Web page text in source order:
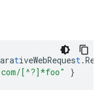
tiveWebRequest
[^?]*foo"
}